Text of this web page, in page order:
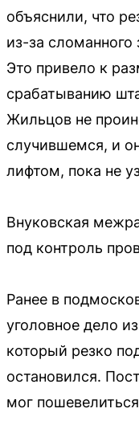
объяснили, что
из-за
Это привело к
срабатыванию
Жильцов не
случившемся, и
лифтом, пока не
Внуковская
под контроль
Ранее в
уголовное дело
который резко
остановился.
мог